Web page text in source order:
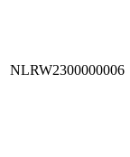
NLRW2300000006